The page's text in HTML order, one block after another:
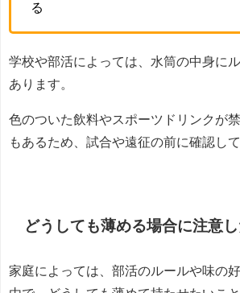
る
学校や部活によっては、水筒の中身に
あります。
色のついた飲料やスポーツドリンクが
もあるため、試合や遠征の前に確認し
どうしても薄める場合に注意
家庭によっては、部活のルールや味の